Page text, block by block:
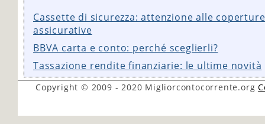
Cassette di sicurezza: attenzione alle coperture
assicurative
BBVA carta e conto: perché sceglierli?
Tassazione rendite finanziarie: le ultime novità
Copyright © 2009 - 2020 Migliorcontocorrente.org